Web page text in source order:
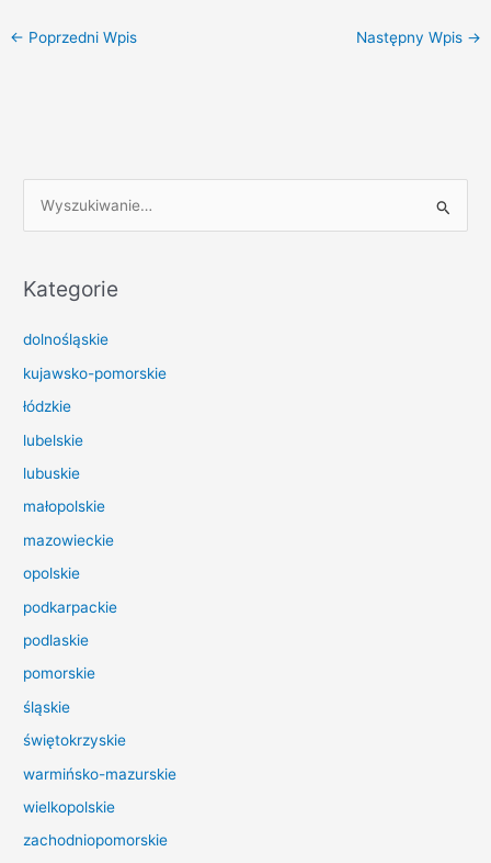
← Poprzedni Wpis Następny Wpis →
k
j
d
l
Kategorie
dolnośląskie
kujawsko-pomorskie
łódzkie
lubelskie
lubuskie
małopolskie
mazowieckie
opolskie
podkarpackie
podlaskie
pomorskie
śląskie
świętokrzyskie
warmińsko-mazurskie
wielkopolskie
zachodniopomorskie